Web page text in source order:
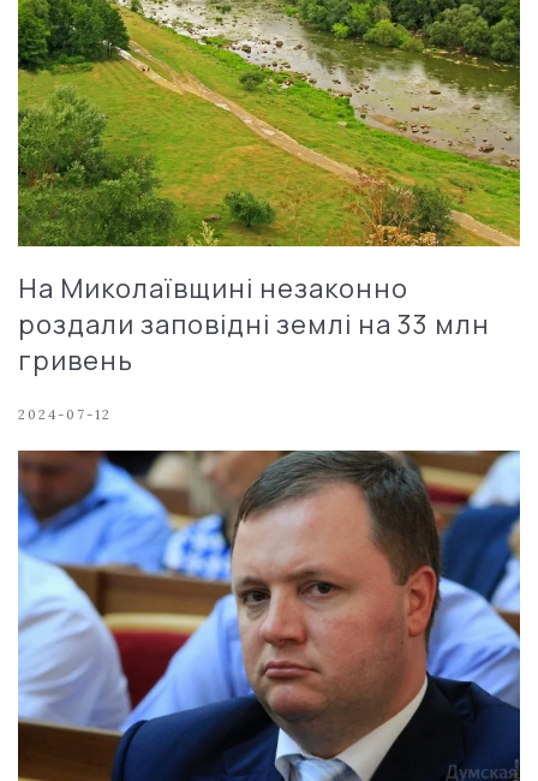
На Миколаївщині незаконно
роздали заповідні землі на 33 млн
гривень
2024-07-12